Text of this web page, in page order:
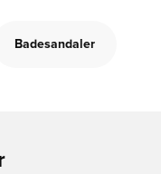
Badesandaler